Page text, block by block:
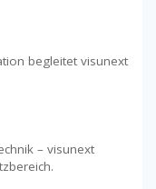
begleitet visunext
– visunext